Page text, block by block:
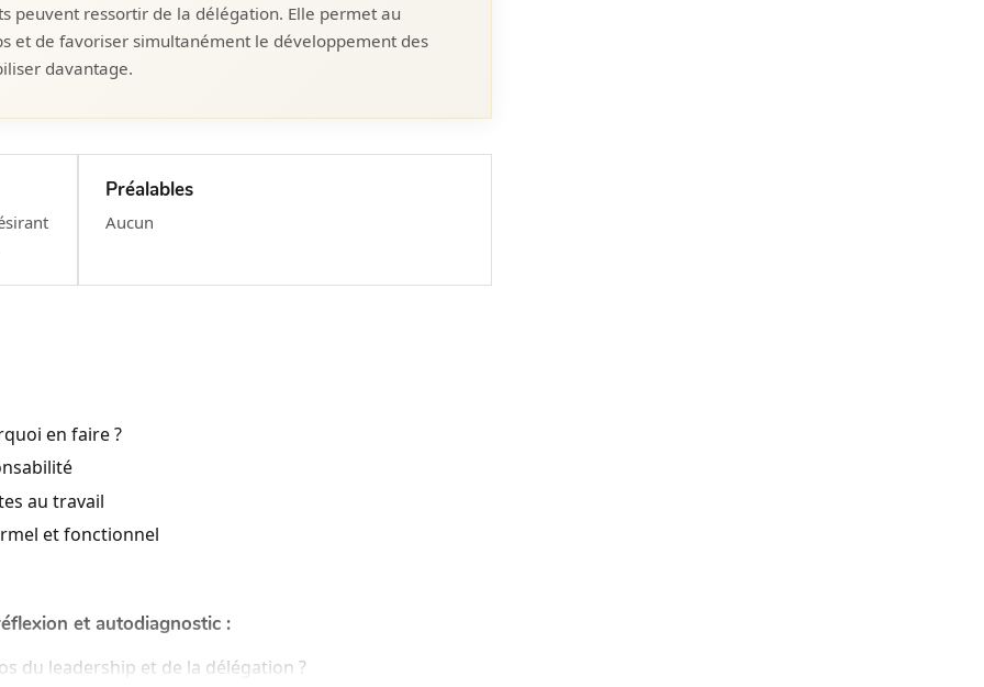
peuvent ressortir de la délégation. Elle permet au
et de favoriser simultanément le développement des
davantage.
Préalables
Aucun
en faire ?
au travail
et fonctionnel
et autodiagnostic :
du leadership et de la délégation ?